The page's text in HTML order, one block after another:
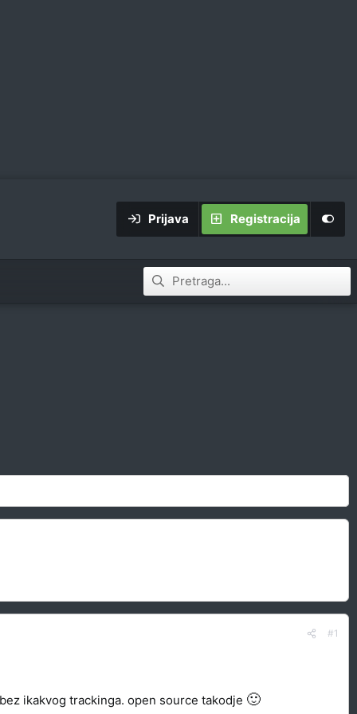
Prijava Registracija
#1
ikakvog trackinga. open source takodje 🙂